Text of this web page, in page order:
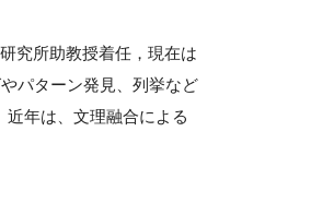
究所助教授着任，現在は
パターン発見、列挙など
年は、文理融合による